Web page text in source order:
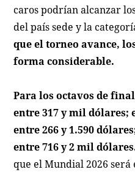
caros podrían alcanzar
del país sede y la
que el torneo avance,
forma considerable.
Para los octavos de
entre 317 y mil dólares;
entre 266 y 1.590
entre 716 y 2 mil
que el Mundial 2026